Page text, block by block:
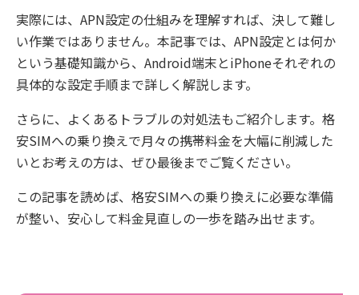
実際には、APN設定の仕組みを理解すれば、決して難し
い作業ではありません。本記事では、APN設定とは何か
という基礎知識から、Android端末とiPhoneそれぞれの
具体的な設定手順まで詳しく解説します。
さらに、よくあるトラブルの対処法もご紹介します。格
安SIMへの乗り換えで月々の携帯料金を大幅に削減した
いとお考えの方は、ぜひ最後までご覧ください。
この記事を読めば、格安SIMへの乗り換えに必要な準備
が整い、安心して料金見直しの一歩を踏み出せます。